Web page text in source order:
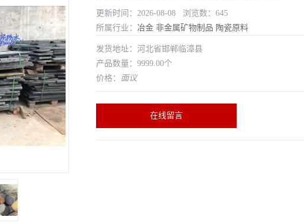
更新时间：2026-08-08 浏览数：645
所属行业： 冶金 非金属矿物制品 陶瓷原料
发货地址：河北省邯郸临漳县
产品数量：9999.00个
价格： 面议
在线留言